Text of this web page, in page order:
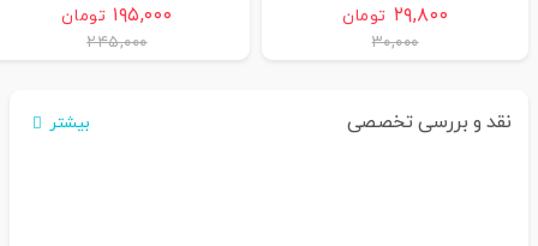
S58/S80/D210G/D210COMBO/S90
۲۹,۸۰۰ تومان
۳۰,۰۰۰
۱۹۵,۰۰۰ تومان
۲۴۵,۰۰۰
نقد و بررسی تخصصی بیشتر